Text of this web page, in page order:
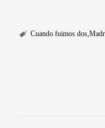
Cuando fuimos dos